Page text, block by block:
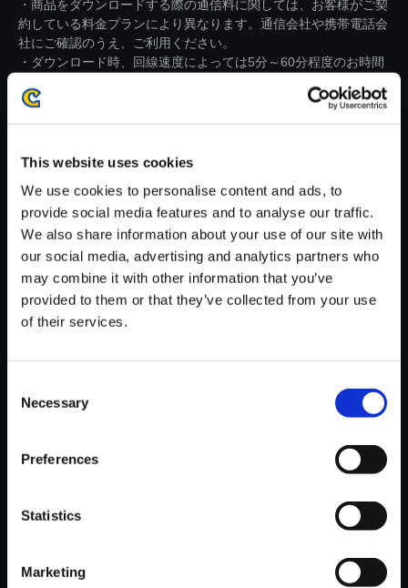
This website uses cookies
We use cookies to personalise content and ads, to
provide social media features and to analyse our traffic.
We also share information about your use of our site with
our social media, advertising and analytics partners who
may combine it with other information that you’ve
provided to them or that they’ve collected from your use
of their services.
Selection
Necessary
Preferences
Statistics
Marketing
・商品をダウンロードする際の通信料に関しては、お客様がご契
約している料金プランにより異なります。通信会社や携帯電話会
社にご確認のうえ、ご利用ください。
・ダウンロード時、回線速度によっては5分～60分程度のお時間
※ご購入いただいたファイルのダウンロードの際には、通信環境
【単曲】ロックマン サウンドコ
レクション Dr．WILY STAGE 2
150円
おすすめ商品